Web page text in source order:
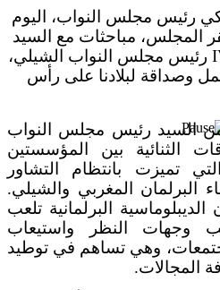
رئيس مجلس النواب، اليوم
17 فبراير 2020 بمقر المجلس، مباحثات مع السيد
IVAN FLORES GARCIA رئيس مجلس النواب الشيلي،
وصداقة لبلادنا على رأس
السيد رئيس مجلس النواب
الثنائية بين المؤسستين
تميزت بانتظام التشاور
البرلمان المغربي والشيلي.
البرلمانية تلعب
وجهات النظر واستيعاب
وهي تساهم في توطيد
المجالات.